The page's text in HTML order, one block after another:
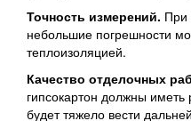
Точность измерений. При
небольшие погрешности
теплоизоляцией.
Качество отделочных
гипсокартон должны
будет тяжело вести